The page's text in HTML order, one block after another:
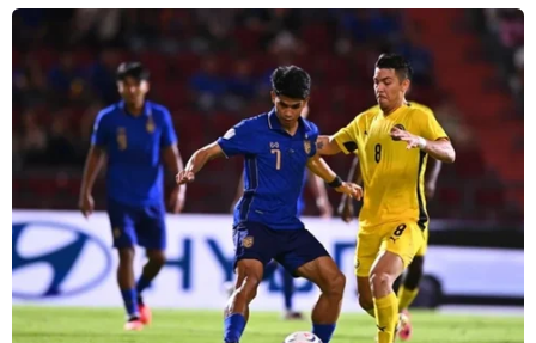
nhằm chấm dứt tình trạng bế tắc chính trị hiện nay.